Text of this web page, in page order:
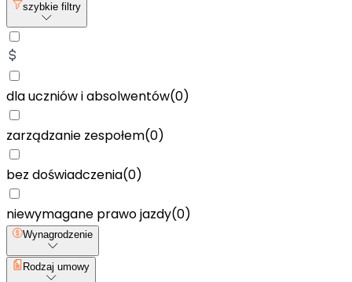
szybkie filtry
dla uczniów i absolwentów(0)
zarządzanie zespołem(0)
bez doświadczenia(0)
niewymagane prawo jazdy(0)
Wynagrodzenie
Rodzaj umowy